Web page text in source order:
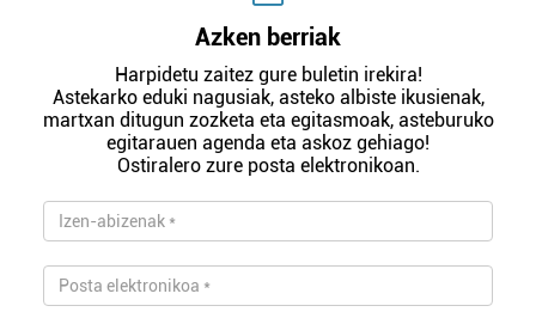
Azken berriak
Harpidetu zaitez gure buletin irekira!
Astekarko eduki nagusiak, asteko albiste ikusienak,
martxan ditugun zozketa eta egitasmoak, asteburuko
egitarauen agenda eta askoz gehiago!
Ostiralero zure posta elektronikoan.